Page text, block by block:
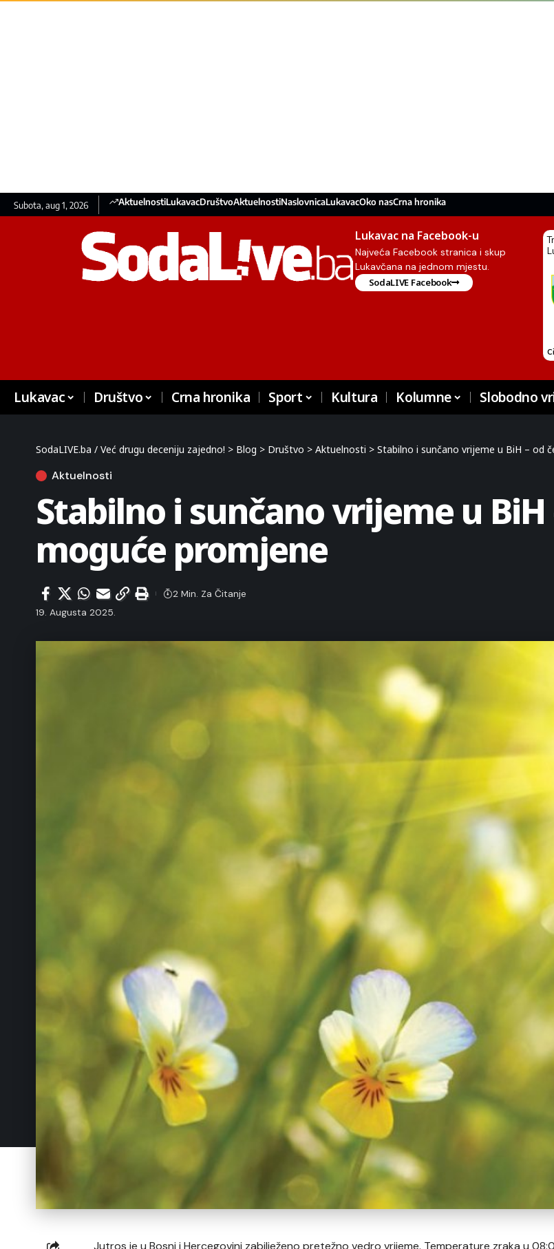
Subota, aug 1, 2026 AktuelnostiLukavacDruštvoAktuelnostiNaslovnicaLukavacOko nasCrna hronika
Lukavac na Facebook-u
Najveća Facebook stranica i skup
Lukavčana na jednom mjestu.
SodaLIVE Facebook
Lukavac Društvo Crna hronika Sport Kultura Kolumne Slobodno
SodaLIVE.ba / Već drugu deceniju zajedno! > Blog > Društvo > Aktuelnosti > Stabilno i sunčano vrijeme u BiH – od
Aktuelnosti
Stabilno i sunčano vrijeme u
moguće promjene
19. Augusta 2025.
2 Min. Za Čitanje
Jutros je u Bosni i Hercegovini zabilježeno pretežno vedro vrijeme. Temperature zraka u